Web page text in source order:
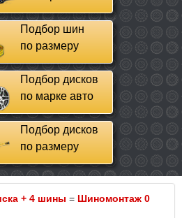
Подбор шин
по размеру
Подбор дисков
по марке авто
Подбор дисков
по размеру
+ 4 шины = Шиномонтаж 0